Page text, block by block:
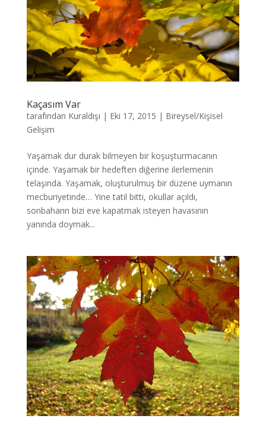
Kaçasım Var
tarafından Kuraldışı | Eki 17, 2015 | Bireysel/Kişisel
Gelişim
Yaşamak dur durak bilmeyen bir koşuşturmacanın
içinde. Yaşamak bir hedeften diğerine ilerlemenin
telaşında. Yaşamak, oluşturulmuş bir düzene uymanın
mecburiyetinde… Yine tatil bitti, okullar açıldı,
sonbaharın bizi eve kapatmak isteyen havasının
yanında doymak...